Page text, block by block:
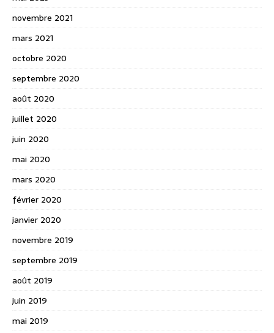
novembre 2021
mars 2021
octobre 2020
septembre 2020
août 2020
juillet 2020
juin 2020
mai 2020
mars 2020
février 2020
janvier 2020
novembre 2019
septembre 2019
août 2019
juin 2019
mai 2019